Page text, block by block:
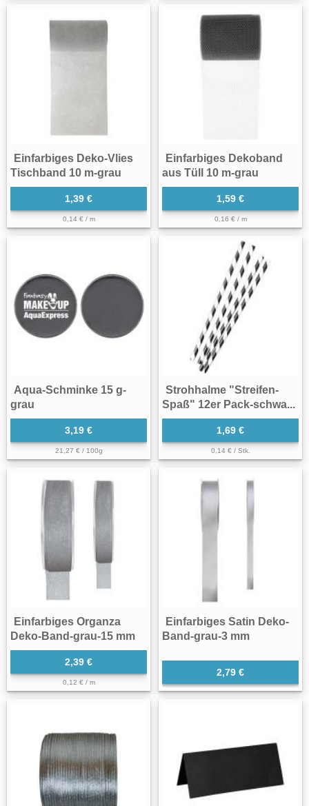
Einfarbiges Deko-Vlies
Tischband 10 m-grau
1,39 €
0,14 € / m
Einfarbiges Dekoband
aus Tüll 10 m-grau
1,59 €
0,16 € / m
Aqua-Schminke 15 g-
grau
3,19 €
21,27 € / 100g
Strohhalme "Streifen-
Spaß" 12er Pack-schwa...
1,69 €
0,14 € / Stk.
Einfarbiges Organza
Deko-Band-grau-15 mm
2,39 €
0,12 € / m
Einfarbiges Satin Deko-
Band-grau-3 mm
2,79 €